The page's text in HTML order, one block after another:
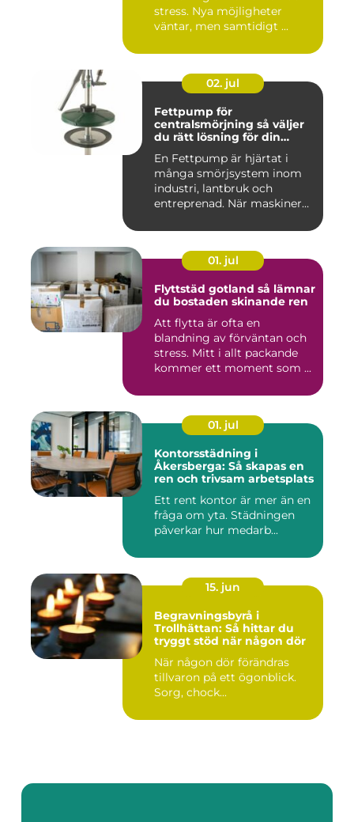
stress. Nya möjligheter
väntar, men samtidigt ...
02. jul
Fettpump för
centralsmörjning så väljer
du rätt lösning för din
En Fettpump är hjärtat i
många smörjsystem inom
industri, lantbruk och
entreprenad. När maskiner
01. jul
Flyttstäd gotland så lämnar
du bostaden skinande ren
Att flytta är ofta en
blandning av förväntan och
stress. Mitt i allt packande
kommer ett moment som ...
01. jul
Kontorsstädning i
Åkersberga: Så skapas en
ren och trivsam arbetsplats
Ett rent kontor är mer än en
fråga om yta. Städningen
påverkar hur medarb...
15. jun
Begravningsbyrå i
Trollhättan: Så hittar du
tryggt stöd när någon dör
När någon dör förändras
tillvaron på ett ögonblick.
Sorg, chock...